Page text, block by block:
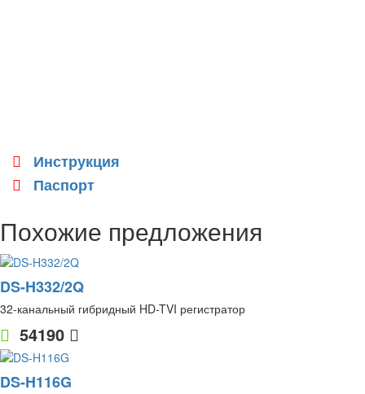
Инструкция
Паспорт
Похожие предложения
DS-H332/2Q
32-канальный гибридный HD-TVI регистратор
54190
DS-H116G